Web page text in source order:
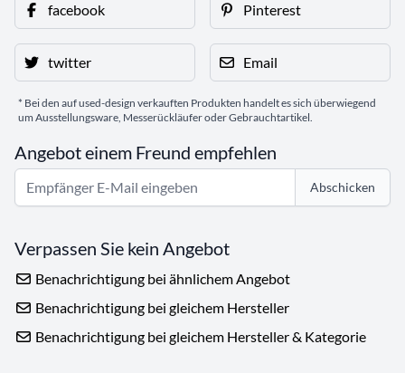
facebook Pinterest
twitter Email
* Bei den auf used-design verkauften Produkten handelt es sich überwiegend
um Ausstellungsware, Messerückläufer oder Gebrauchtartikel.
Angebot einem Freund empfehlen
Abschicken
Verpassen Sie kein Angebot
Benachrichtigung bei ähnlichem Angebot
Benachrichtigung bei gleichem Hersteller
Benachrichtigung bei gleichem Hersteller & Kategorie